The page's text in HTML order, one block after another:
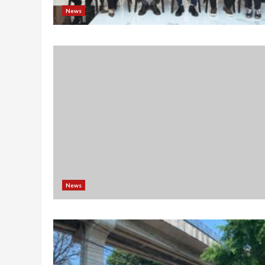
News
News